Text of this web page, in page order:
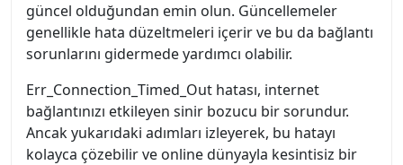
güncel olduğundan emin olun. Güncellemeler
genellikle hata düzeltmeleri içerir ve bu da bağlantı
sorunlarını gidermede yardımcı olabilir.
Err_Connection_Timed_Out hatası, internet
bağlantınızı etkileyen sinir bozucu bir sorundur.
Ancak yukarıdaki adımları izleyerek, bu hatayı
kolayca çözebilir ve online dünyayla kesintisiz bir